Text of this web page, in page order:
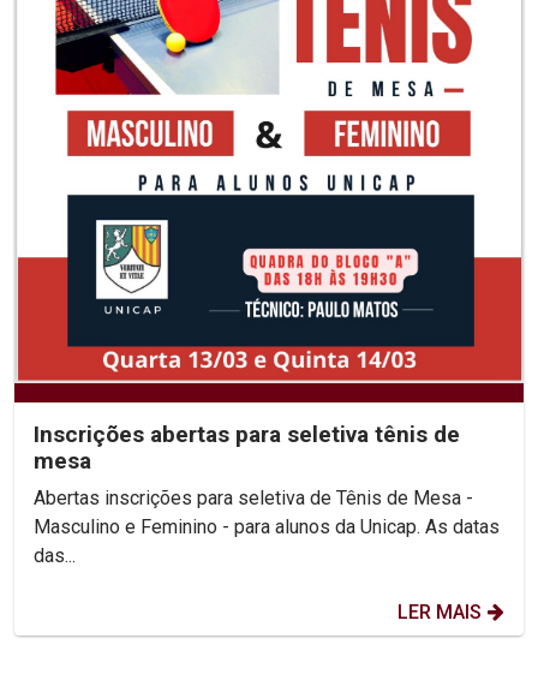
Inscrições abertas para seletiva tênis de
mesa
Abertas inscrições para seletiva de Tênis de Mesa -
Masculino e Feminino - para alunos da Unicap. As datas
das...
LER MAIS